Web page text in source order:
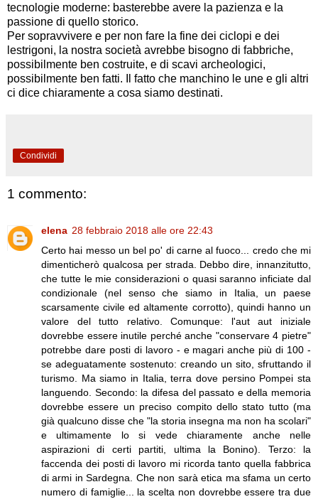
tecnologie moderne: basterebbe avere la pazienza e la
passione di quello storico.
Per sopravvivere e per non fare la fine dei ciclopi e dei
lestrigoni, la nostra società avrebbe bisogno di fabbriche,
possibilmente ben costruite, e di scavi archeologici,
possibilmente ben fatti. Il fatto che manchino le une e gli altri
ci dice chiaramente a cosa siamo destinati.
Condividi
1 commento:
elena 28 febbraio 2018 alle ore 22:43
Certo hai messo un bel po' di carne al fuoco... credo che mi
dimenticherò qualcosa per strada. Debbo dire, innanzitutto,
che tutte le mie considerazioni o quasi saranno inficiate dal
condizionale (nel senso che siamo in Italia, un paese
scarsamente civile ed altamente corrotto), quindi hanno un
valore del tutto relativo. Comunque: l'aut aut iniziale
dovrebbe essere inutile perché anche "conservare 4 pietre"
potrebbe dare posti di lavoro - e magari anche più di 100 -
se adeguatamente sostenuto: creando un sito, sfruttando il
turismo. Ma siamo in Italia, terra dove persino Pompei sta
languendo. Secondo: la difesa del passato e della memoria
dovrebbe essere un preciso compito dello stato tutto (ma
già qualcuno disse che "la storia insegna ma non ha scolari"
e ultimamente lo si vede chiaramente anche nelle
aspirazioni di certi partiti, ultima la Bonino). Terzo: la
faccenda dei posti di lavoro mi ricorda tanto quella fabbrica
di armi in Sardegna. Che non sarà etica ma sfama un certo
numero di famiglie... la scelta non dovrebbe essere tra due